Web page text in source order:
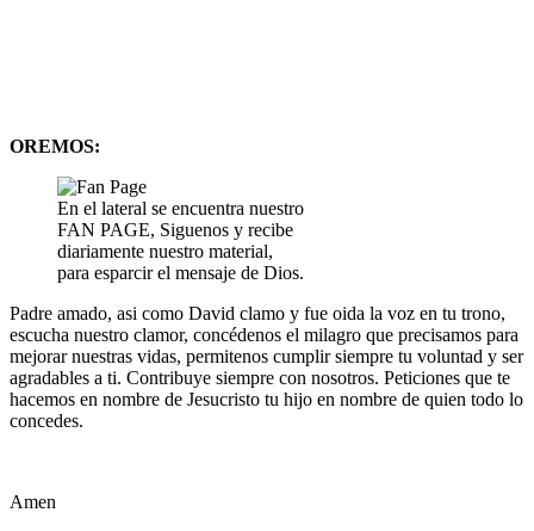
OREMOS:
En el lateral se encuentra nuestro
FAN PAGE, Siguenos y recibe
diariamente nuestro material,
para esparcir el mensaje de Dios.
Padre amado, asi como David clamo y fue oida la voz en tu trono,
escucha nuestro clamor, concédenos el milagro que precisamos para
mejorar nuestras vidas, permitenos cumplir siempre tu voluntad y ser
agradables a ti. Contribuye siempre con nosotros. Peticiones que te
hacemos en nombre de Jesucristo tu hijo en nombre de quien todo lo
concedes.
Amen